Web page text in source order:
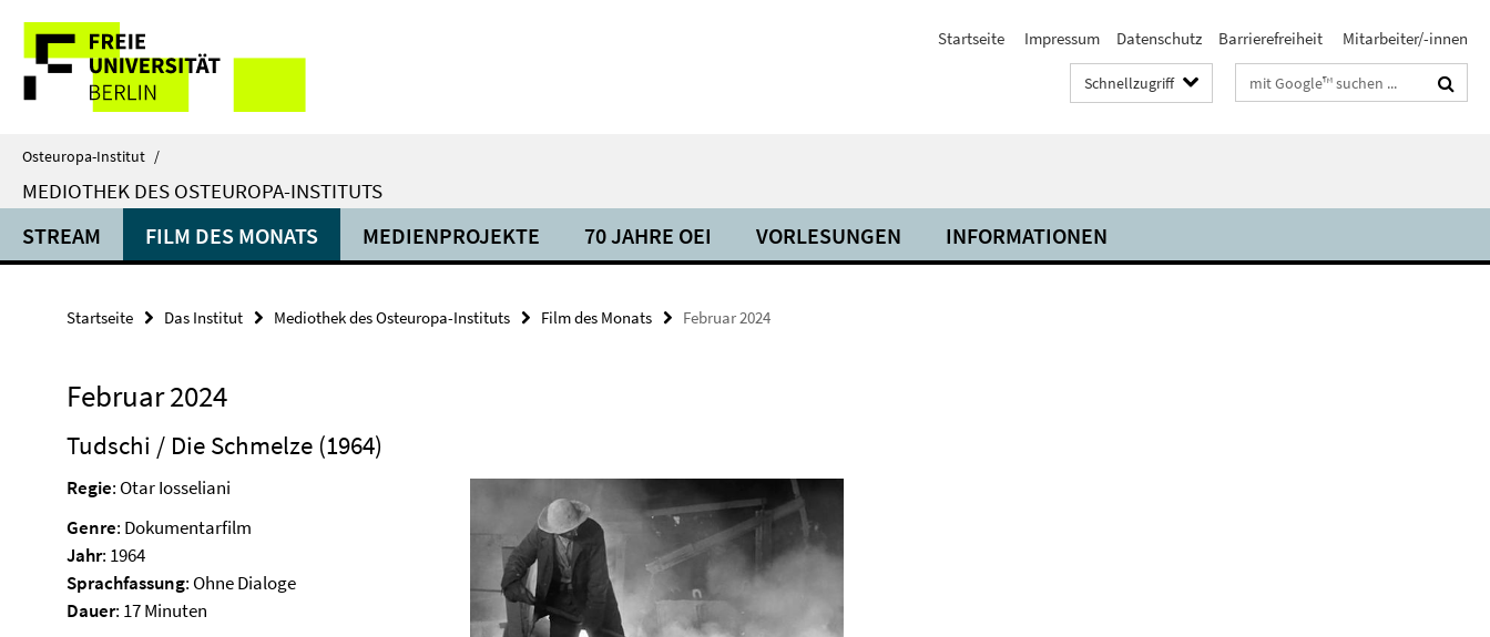
direkt
Inhalt
Service-
Navigation
Startseite Impressum Datenschutz Barrierefreiheit Mitarbeiter/-innen
Schnellzugriff Suchbegriffe
Osteuropa-Institut /
MEDIOTHEK DES OSTEUROPA-INSTITUTS
STREAM FILM DES MONATS MEDIENPROJEKTE 70 JAHRE OEI VORLESUNGEN INFORMATIONEN
Startseite Das Institut Mediothek des Osteuropa-Instituts Film des Monats Februar 2024
Februar 2024
Tudschi / Die Schmelze (1964)
Regie: Otar Iosseliani
Genre: Dokumentarfilm
Jahr: 1964
Sprachfassung: Ohne Dialoge
Dauer: 17 Minuten